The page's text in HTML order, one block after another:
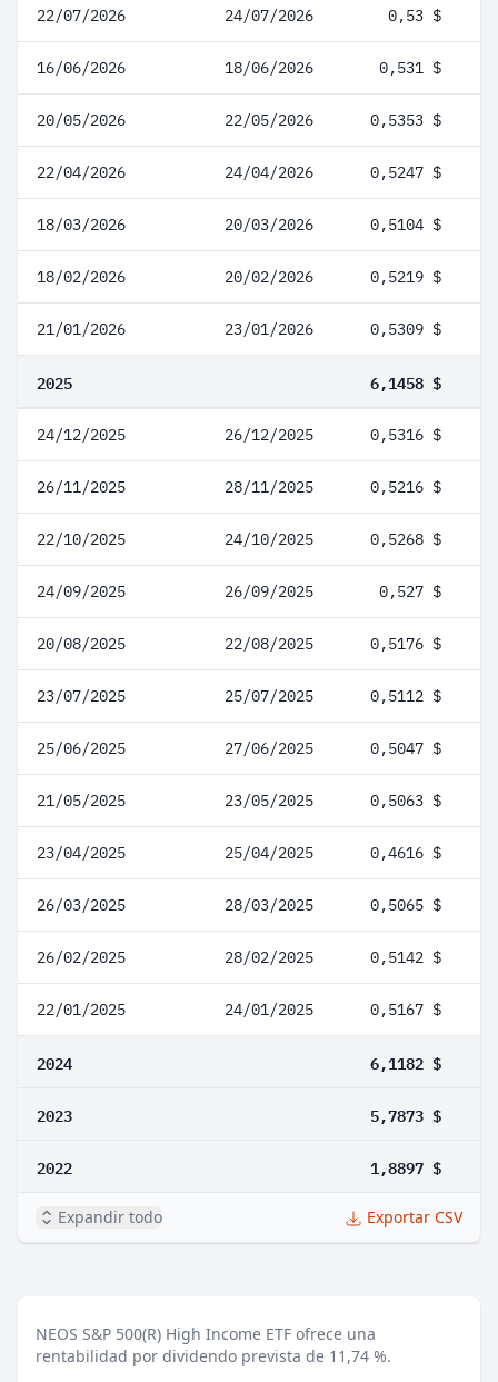
22/07/2026 24/07/2026 0,53 $
16/06/2026 18/06/2026 0,531 $
20/05/2026 22/05/2026 0,5353 $
22/04/2026 24/04/2026 0,5247 $
18/03/2026 20/03/2026 0,5104 $
18/02/2026 20/02/2026 0,5219 $
21/01/2026 23/01/2026 0,5309 $
2025 6,1458 $
24/12/2025 26/12/2025 0,5316 $
26/11/2025 28/11/2025 0,5216 $
22/10/2025 24/10/2025 0,5268 $
24/09/2025 26/09/2025 0,527 $
20/08/2025 22/08/2025 0,5176 $
23/07/2025 25/07/2025 0,5112 $
25/06/2025 27/06/2025 0,5047 $
21/05/2025 23/05/2025 0,5063 $
23/04/2025 25/04/2025 0,4616 $
26/03/2025 28/03/2025 0,5065 $
26/02/2025 28/02/2025 0,5142 $
22/01/2025 24/01/2025 0,5167 $
2024 6,1182 $
2023 5,7873 $
2022 1,8897 $
Expandir todo Exportar CSV
NEOS S&P 500(R) High Income ETF ofrece una
rentabilidad por dividendo prevista de 11,74 %.